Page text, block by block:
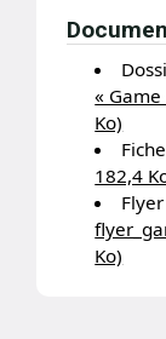
«
Ko)
182,4
Ko)